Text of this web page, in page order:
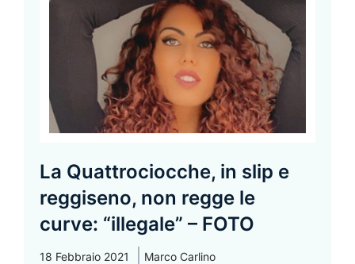
La Quattrociocche, in slip e
reggiseno, non regge le
curve: “illegale” – FOTO
18 Febbraio 2021 Marco Carlino